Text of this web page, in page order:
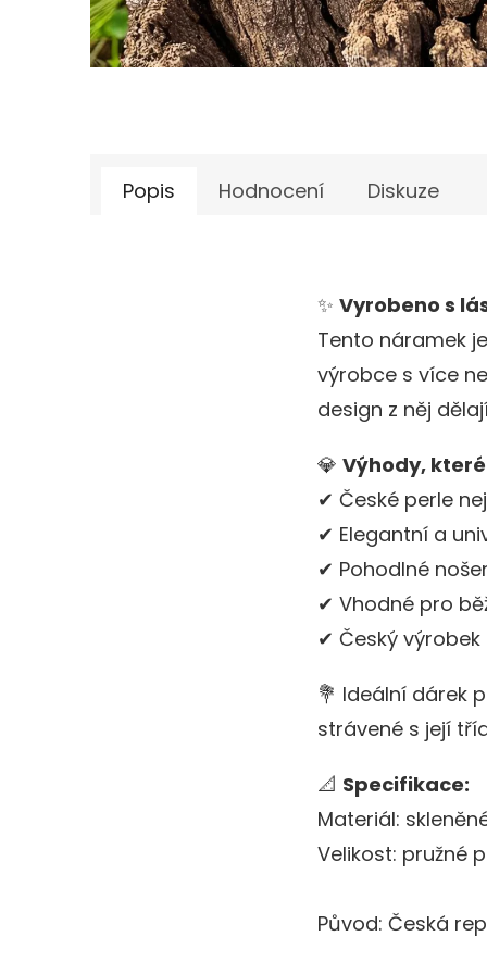
Popis Hodnocení Diskuze
✨ Vyrobeno s
Tento náramek
výrobce s více
design z něj
💎 Výhody,
✔ České perle
✔ Elegantní a
✔ Pohodlné
✔ Vhodné pro
✔ Český
💐 Ideální dárek
strávené s její
📐 Specifikace:
Materiál:
Velikost: pružné
Původ: Česká